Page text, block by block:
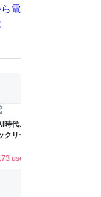
時代、アーキテクトやテ
クリードは死ぬ
users